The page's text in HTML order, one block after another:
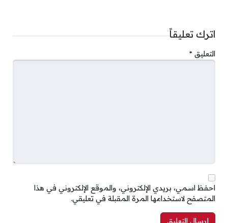
اترك تعليقاً
التعليق *
احفظ اسمي، بريدي الإلكتروني، والموقع الإلكتروني في هذا
المتصفح لاستخدامها المرة المقبلة في تعليقي.